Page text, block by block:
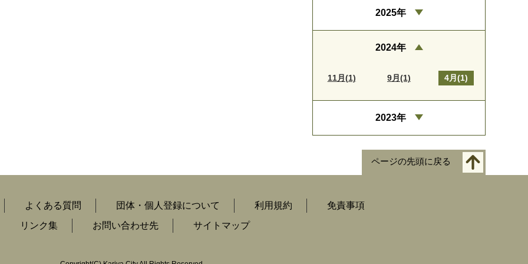
2025年
2024年
11月(1) 9月(1) 4月(1)
2023年
ページの先頭に戻る
よくある質問 団体・個人登録について 利用規約
免責事項
リンク集
お問い合わせ先 サイトマップ